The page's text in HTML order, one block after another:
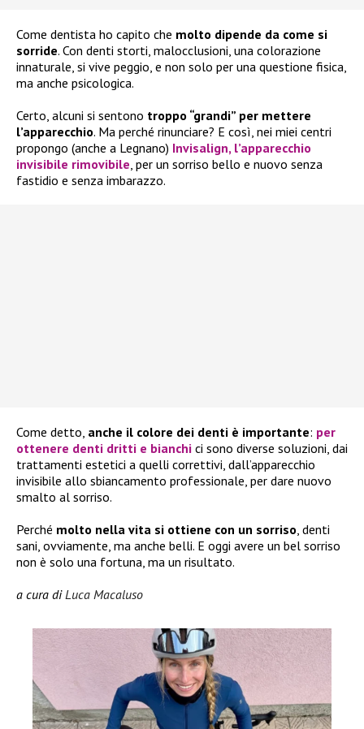
Come dentista ho capito che molto dipende da come si
sorride. Con denti storti, malocclusioni, una colorazione
innaturale, si vive peggio, e non solo per una questione fisica,
ma anche psicologica.
Certo, alcuni si sentono troppo “grandi” per mettere
l’apparecchio. Ma perché rinunciare? E così, nei miei centri
propongo (anche a Legnano) Invisalign, l’apparecchio
invisibile rimovibile , per un sorriso bello e nuovo senza
fastidio e senza imbarazzo.
Come detto, anche il colore dei denti è importante: per
ottenere denti dritti e bianchi ci sono diverse soluzioni, dai
trattamenti estetici a quelli correttivi, dall’apparecchio
invisibile allo sbiancamento professionale, per dare nuovo
smalto al sorriso.
Perché molto nella vita si ottiene con un sorriso , denti
sani, ovviamente, ma anche belli. E oggi avere un bel sorriso
non è solo una fortuna, ma un risultato.
a cura di Luca Macaluso